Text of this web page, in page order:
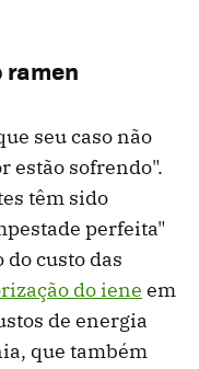
ramen
seu caso não
estão sofrendo".
têm sido
perfeita"
do custo das
do iene em
de energia
que também